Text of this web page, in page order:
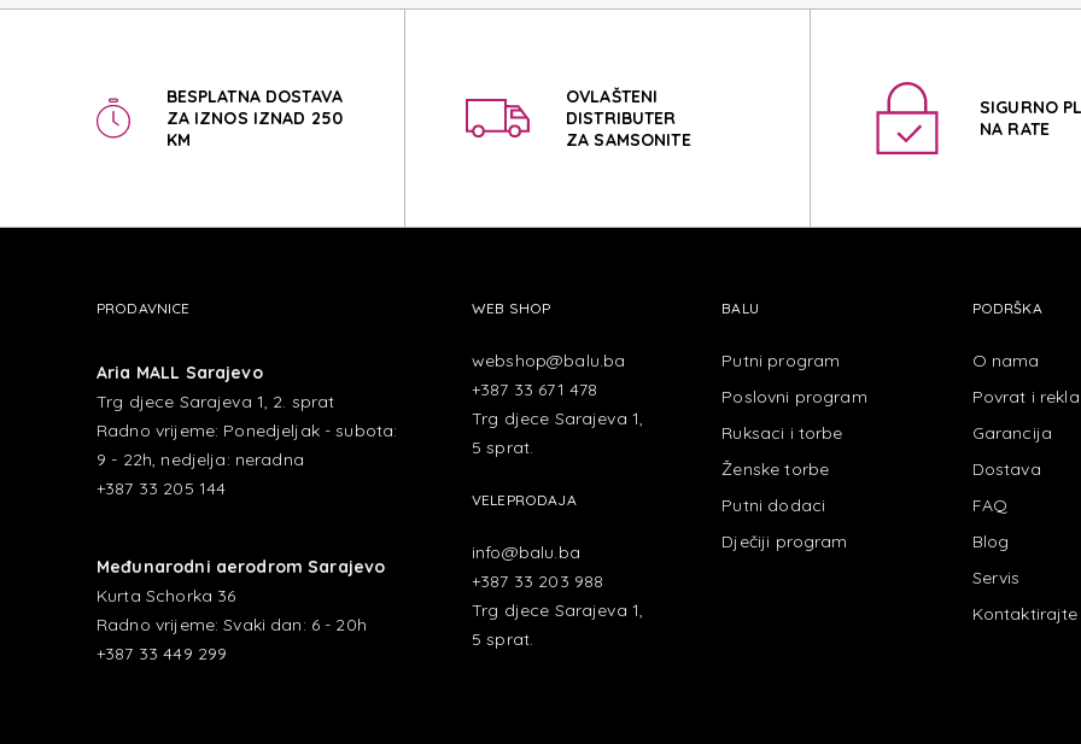
MICKEY
BESPLATNA DOSTAVA
ZA IZNOS IZNAD 250
KM
OVLAŠTENI
DISTRIBUTER
ZA SAMSONITE
SIGURNO
NA RATE
PRODAVNICE
Aria MALL Sarajevo
Trg djece Sarajeva 1, 2. sprat
Radno vrijeme: Ponedjeljak - subota:
9 - 22h, nedjelja: neradna
+387 33 205 144
Međunarodni aerodrom Sarajevo
Kurta Schorka 36
Radno vrijeme: Svaki dan: 6 - 20h
+387 33 449 299
WEB SHOP
webshop@balu.ba
+387 33 671 478
Trg djece Sarajeva 1,
5 sprat.
VELEPRODAJA
info@balu.ba
+387 33 203 988
Trg djece Sarajeva 1,
5 sprat.
BALU
Putni program
Poslovni program
Ruksaci i torbe
Ženske torbe
Putni dodaci
Dječiji program
PODRŠKA
O nama
Povrat i
Garancija
Dostava
FAQ
Blog
Servis